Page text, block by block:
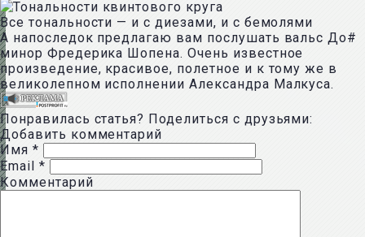
Все тональности — и с диезами, и с бемолями
А напоследок предлагаю вам послушать вальс До#
минор Фредерика Шопена. Очень известное
произведение, красивое, полетное и к тому же в
великолепном исполнении Александра Малкуса.
Понравилась статья? Поделиться с друзьями:
Добавить комментарий
Имя *
Email *
Комментарий